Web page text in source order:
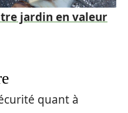
jardin en valeur
quant à